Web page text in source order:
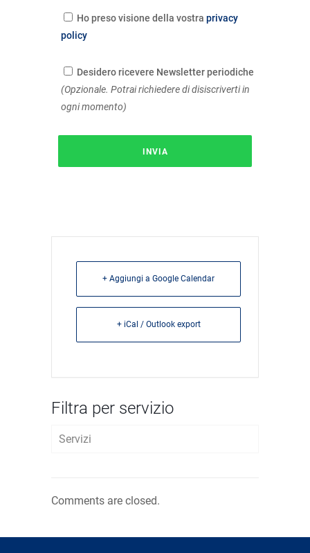
Ho preso visione della vostra privacy
policy
Desidero ricevere Newsletter periodiche
(Opzionale. Potrai richiedere di disiscriverti in
ogni momento)
+ Aggiungi a Google Calendar
+ iCal / Outlook export
Filtra per servizio
Servizi
FISCALE E TRIBUTARIO
LAVORO E WELFARE
Comments are closed.